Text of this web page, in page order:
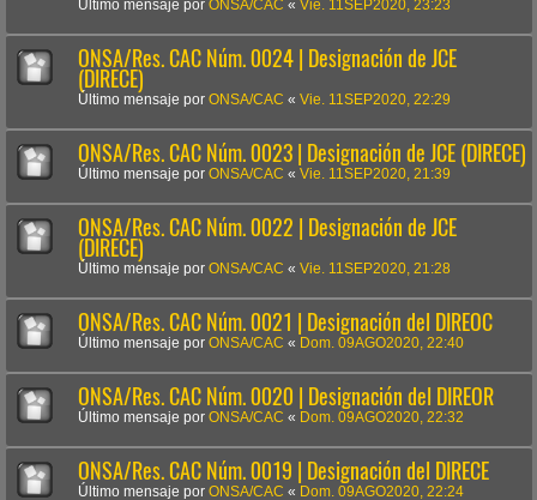
Último mensaje por ONSA/CAC « Vie. 11SEP2020, 23:23
ONSA/Res. CAC Núm. 0024 | Designación de JCE
(DIRECE)
Último mensaje por ONSA/CAC « Vie. 11SEP2020, 22:29
ONSA/Res. CAC Núm. 0023 | Designación de JCE (DIRECE)
Último mensaje por ONSA/CAC « Vie. 11SEP2020, 21:39
ONSA/Res. CAC Núm. 0022 | Designación de JCE
(DIRECE)
Último mensaje por ONSA/CAC « Vie. 11SEP2020, 21:28
ONSA/Res. CAC Núm. 0021 | Designación del DIREOC
Último mensaje por ONSA/CAC « Dom. 09AGO2020, 22:40
ONSA/Res. CAC Núm. 0020 | Designación del DIREOR
Último mensaje por ONSA/CAC « Dom. 09AGO2020, 22:32
ONSA/Res. CAC Núm. 0019 | Designación del DIRECE
Último mensaje por ONSA/CAC « Dom. 09AGO2020, 22:24